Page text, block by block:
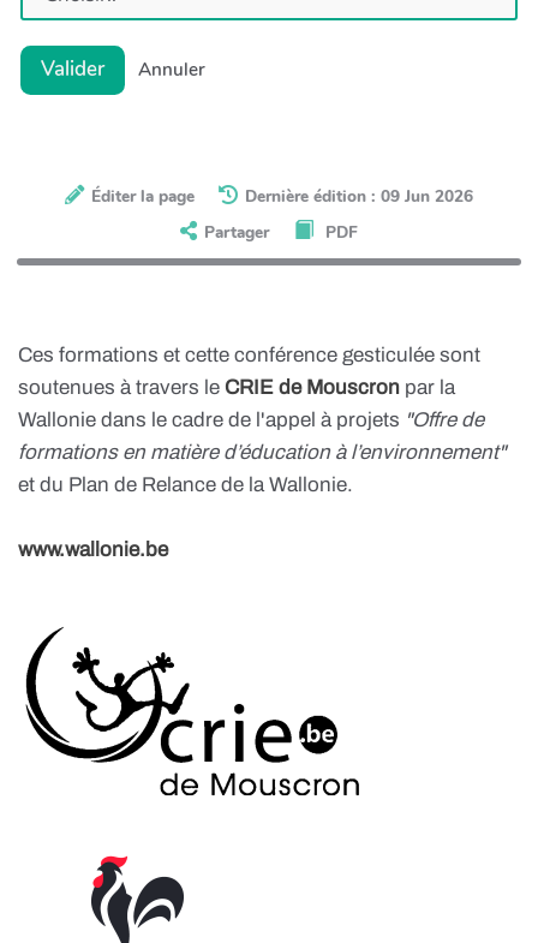
Valider Annuler
Éditer la page
Dernière édition : 09 Jun 2026
Partager
PDF